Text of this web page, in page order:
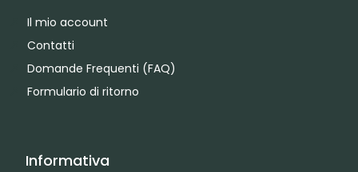
Il mio account
Contatti
Domande Frequenti (FAQ)
Formulario di ritorno
Informativa